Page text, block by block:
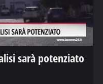
sarà potenziato